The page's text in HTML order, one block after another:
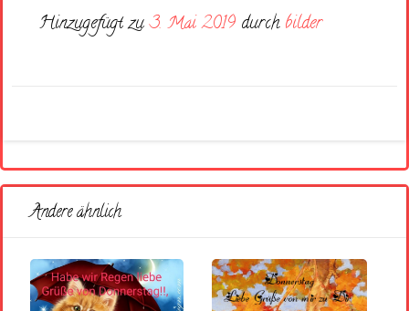
Hinzugefügt zu3. Mai 2019 durch bilder
Andere ähnlich